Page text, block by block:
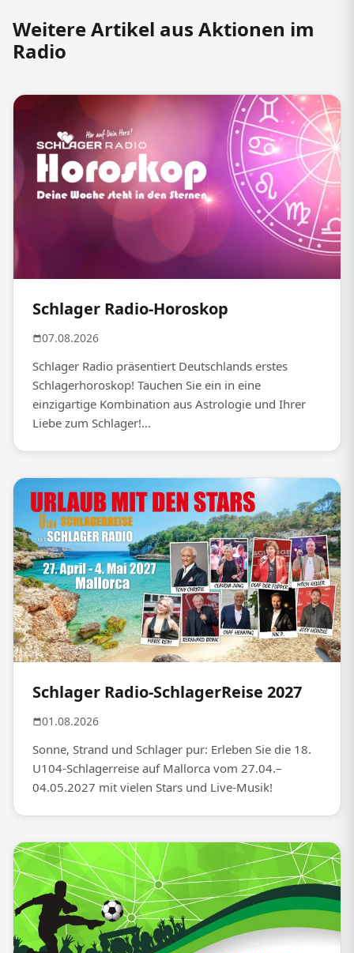
Weitere Artikel aus Aktionen im
Radio
Schlager Radio-Horoskop
07.08.2026
Schlager Radio präsentiert Deutschlands erstes
Schlagerhoroskop! Tauchen Sie ein in eine
einzigartige Kombination aus Astrologie und Ihrer
Liebe zum Schlager!...
Schlager Radio-SchlagerReise 2027
01.08.2026
Sonne, Strand und Schlager pur: Erleben Sie die 18.
U104-Schlagerreise auf Mallorca vom 27.04.–
04.05.2027 mit vielen Stars und Live-Musik!